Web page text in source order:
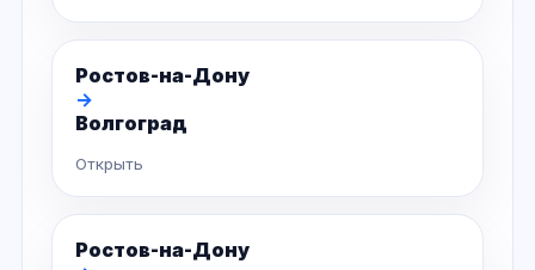
Ростов-на-Дону
→
Волгоград
Открыть
Ростов-на-Дону